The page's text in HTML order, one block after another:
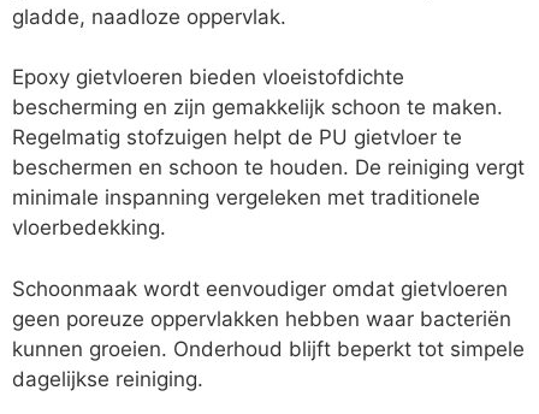
gladde, naadloze oppervlak.
Epoxy gietvloeren bieden vloeistofdichte
bescherming en zijn gemakkelijk schoon te maken.
Regelmatig stofzuigen helpt de PU gietvloer te
beschermen en schoon te houden. De reiniging vergt
minimale inspanning vergeleken met traditionele
vloerbedekking.
Schoonmaak wordt eenvoudiger omdat gietvloeren
geen poreuze oppervlakken hebben waar bacteriën
kunnen groeien. Onderhoud blijft beperkt tot simpele
dagelijkse reiniging.